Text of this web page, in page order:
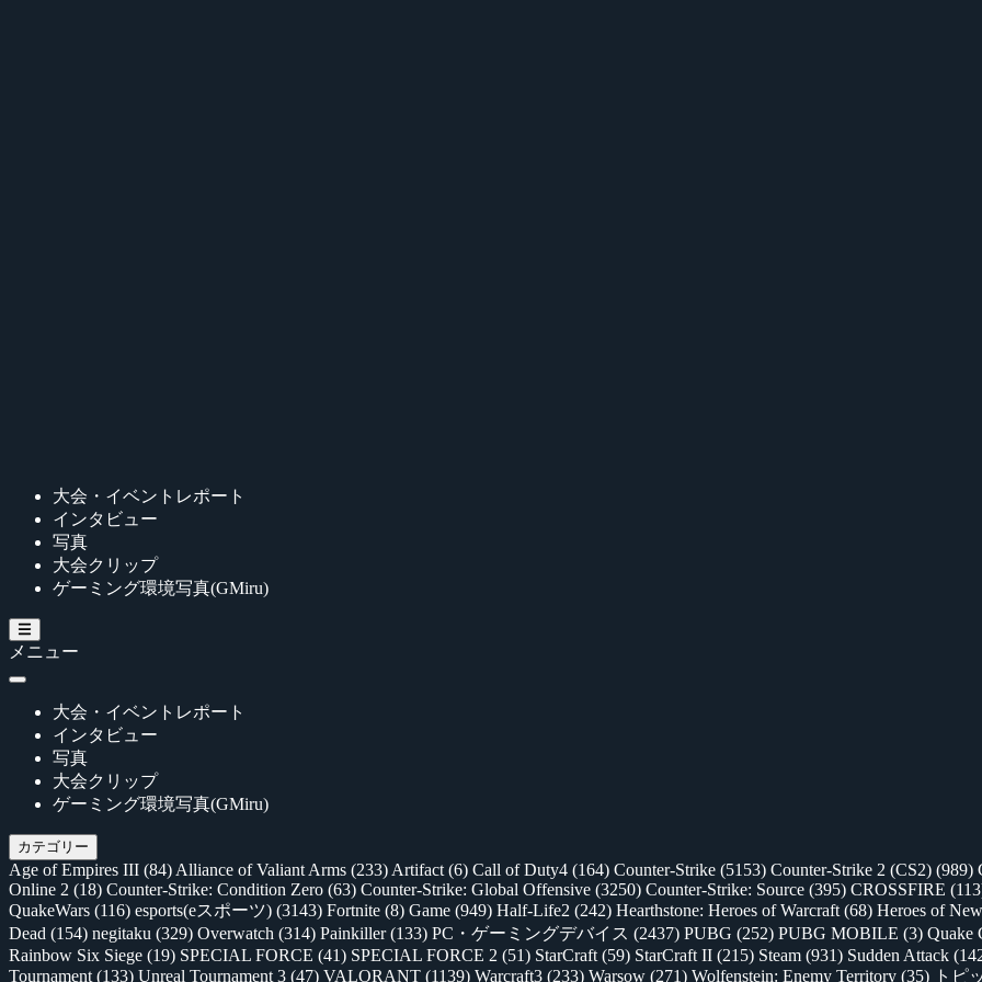
大会・イベントレポート
インタビュー
写真
大会クリップ
ゲーミング環境写真(GMiru)
メニュー
大会・イベントレポート
インタビュー
写真
大会クリップ
ゲーミング環境写真(GMiru)
カテゴリー
Age of Empires III (84) Alliance of Valiant Arms (233) Artifact (6) Call of Duty4 (164) Counter-Strike (5153) Counter-Strike 2 (CS2) (989)
Online 2 (18) Counter-Strike: Condition Zero (63) Counter-Strike: Global Offensive (3250) Counter-Strike: Source (395) CROSSFIRE
QuakeWars (116) esports(eスポーツ) (3143) Fortnite (8) Game (949) Half-Life2 (242) Hearthstone: Heroes of Warcraft (68) Heroes of
Dead (154) negitaku (329) Overwatch (314) Painkiller(133) PC・ゲーミングデバイス (2437) PUBG (252) PUBG MOBILE (3) Quake
Rainbow Six Siege (19) SPECIAL FORCE (41) SPECIAL FORCE 2 (51) StarCraft (59) StarCraft II (215) Steam (931) Sudden Attack
Tournament (133) Unreal Tournament 3 (47) VALORANT (1139) Warcraft3 (233) Warsow (271) Wolfenstein: Enemy Territory (35) トピ